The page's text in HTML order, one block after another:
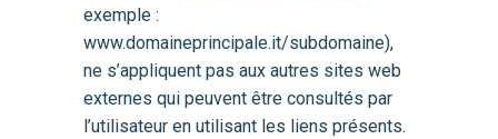
exemple :
www.domaineprincipale.it/subdomaine),
ne s’appliquent pas aux autres sites web
externes qui peuvent être consultés par
l’utilisateur en utilisant les liens présents.